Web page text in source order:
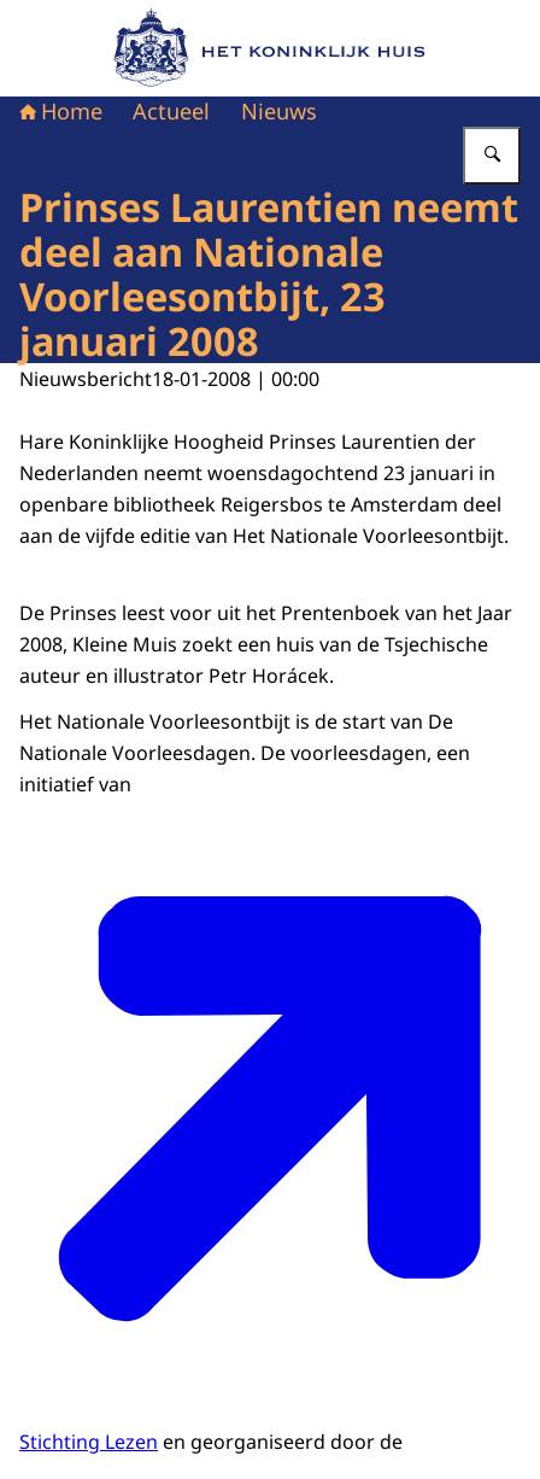
Naar de homepage van Het Koninklijk Huis
Home Actueel Nieuws
Prinses Laurentien neemt
deel aan Nationale
Voorleesontbijt, 23
januari 2008
Nieuwsbericht18-01-2008 | 00:00
Hare Koninklijke Hoogheid Prinses Laurentien der
Nederlanden neemt woensdagochtend 23 januari in
openbare bibliotheek Reigersbos te Amsterdam deel
aan de vijfde editie van Het Nationale Voorleesontbijt.
De Prinses leest voor uit het Prentenboek van het Jaar
2008, Kleine Muis zoekt een huis van de Tsjechische
auteur en illustrator Petr Horácek.
Het Nationale Voorleesontbijt is de start van De
Nationale Voorleesdagen. De voorleesdagen, een
initiatief van
Stichting Lezen en georganiseerd door de